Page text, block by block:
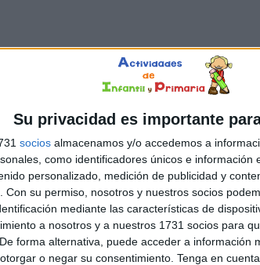
Su privacidad es importante
socios almacenamos y/o accedemos a
como identificadores únicos e información
personalizado, medición de publicidad y
Con su permiso, nosotros y nuestros socios
mediante las características de
a nosotros y a nuestros 1731 socios para
forma alternativa, puede acceder a información
o negar su consentimiento. Tenga en